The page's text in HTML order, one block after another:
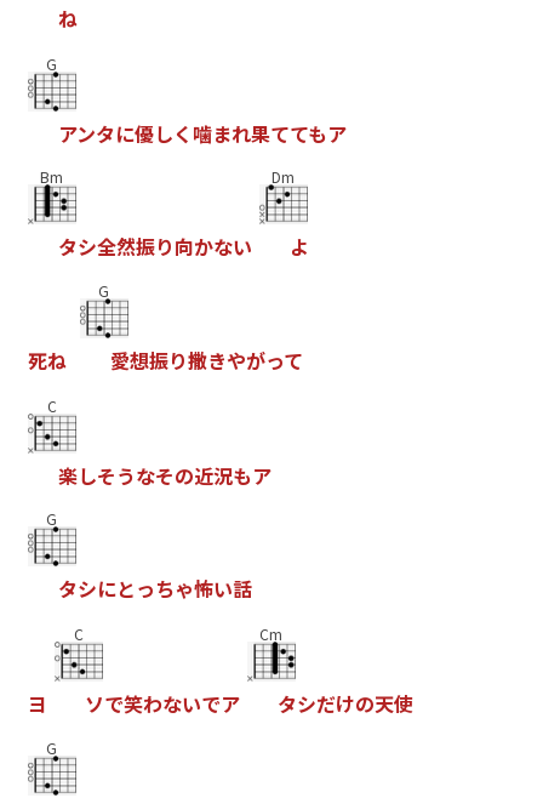
ね
G
アンタに優しく 噛まれ果ててもア
Bm
タシ全然振り向かない
Dm
よ
死ね
G
愛想振り撒きやがって
C
楽しそうなその近況もア
G
タシにとっちゃ怖い話
ヨ
C
ソで笑わないでア
Cm
タシだけの天使
G